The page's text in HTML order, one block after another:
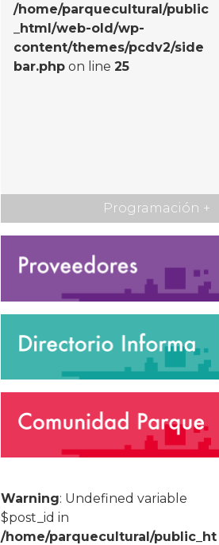
/home/parquecultural/public
_html/web-old/wp-
content/themes/pcdv2/side
bar.php on line25
Programación +
Warning: Undefined variable
$post_id in
/home/parquecultural/public_ht